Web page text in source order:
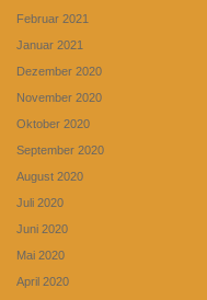
Februar 2021
Januar 2021
Dezember 2020
November 2020
Oktober 2020
September 2020
August 2020
Juli 2020
Juni 2020
Mai 2020
April 2020